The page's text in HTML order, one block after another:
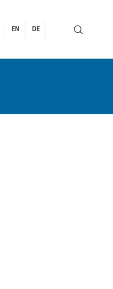
EN DE